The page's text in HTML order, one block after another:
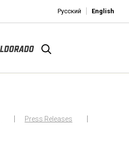
Русский English
Press Releases